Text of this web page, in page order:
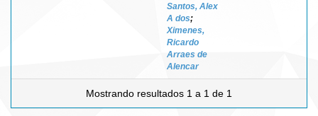
Santos, Alex
A dos;
Ximenes,
Ricardo
Arraes de
Alencar
Mostrando resultados 1 a 1 de 1